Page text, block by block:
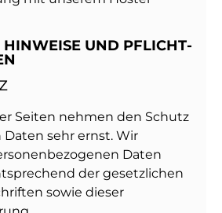
HINWEISE UND PFLICHT­
Seiten nehmen den Schutz
sehr ernst. Wir
Daten
der gesetzlichen
sowie dieser